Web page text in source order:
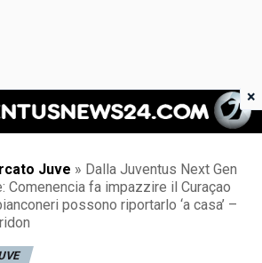
Juventus News 24
Juve » Dalla Juventus Next Gen
Comenencia fa impazzire il Curaçao
possono riportarlo ‘a casa’ –
×